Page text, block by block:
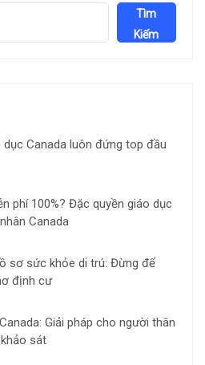
Tìm
Kiếm
Canada luôn đứng top đầu
phí 100%? Đặc quyền giáo dục
Canada
sơ sức khỏe di trú: Đừng để
định cư
Giải pháp cho người thân
sát